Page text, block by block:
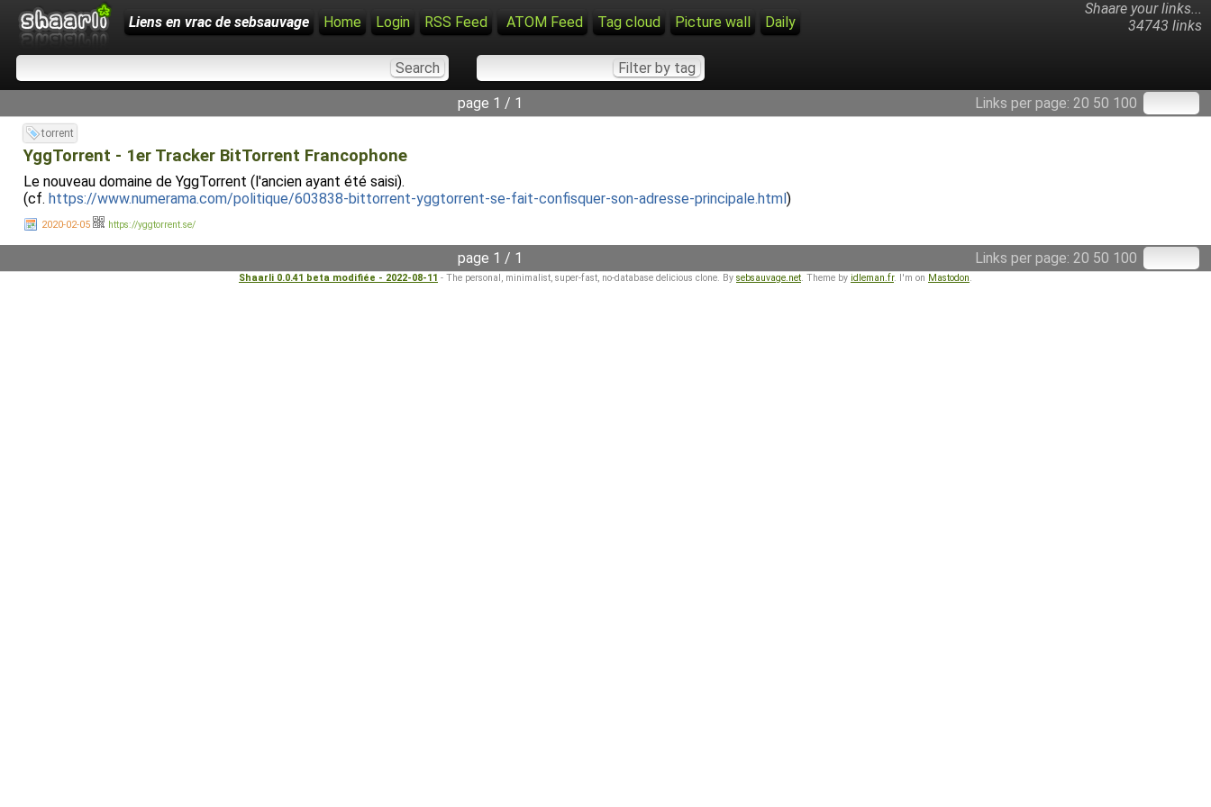
Shaare your links...
34743 links
Liens en vrac de sebsauvage Home Login RSS Feed ATOM Feed Tag cloud Picture wall Daily
Links per page: 20 50 100
page 1 / 1
torrent
YggTorrent - 1er Tracker BitTorrent Francophone
Le nouveau domaine de YggTorrent (l'ancien ayant été saisi).
(cf. https://www.numerama.com/politique/603838-bittorrent-yggtorrent-se-fait-confisquer-son-adresse-principale.html)
2020-02-05 https://yggtorrent.se/
Links per page: 20 50 100
page 1 / 1
Shaarli 0.0.41 beta modifiée - 2022-08-11 - The personal, minimalist, super-fast, no-database delicious clone. By sebsauvage.net. Theme by idleman.fr. I'm on Mastodon.